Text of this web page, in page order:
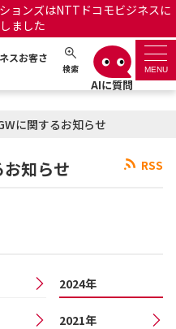
ョンズはNTTドコモビジネスに
ました
スお客さ
検索 MENU
ポート 日本語 English
工事・故障情報通知サー
ビス
に関するお知らせ
RSS
知らせ
2024年
2021年